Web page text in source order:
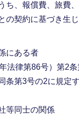
ち、報償費、旅費
契約に基づき生
にある者
律第86号）第2
条第3号の2に規定
等同士の関係